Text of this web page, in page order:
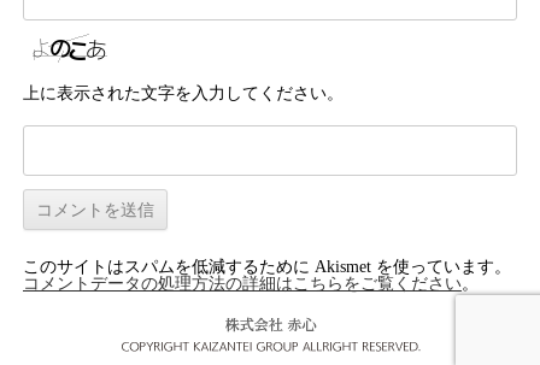
上に表示された文字を入力してください。
このサイトはスパムを低減するために Akismet を使っています。
コメントデータの処理方法の詳細はこちらをご覧ください。